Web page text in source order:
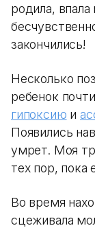
родила,
закончились!
Несколько
ребенок
гипоксию и
Появились
умрет. Моя
тех пор, пока
Во время
сцеживала